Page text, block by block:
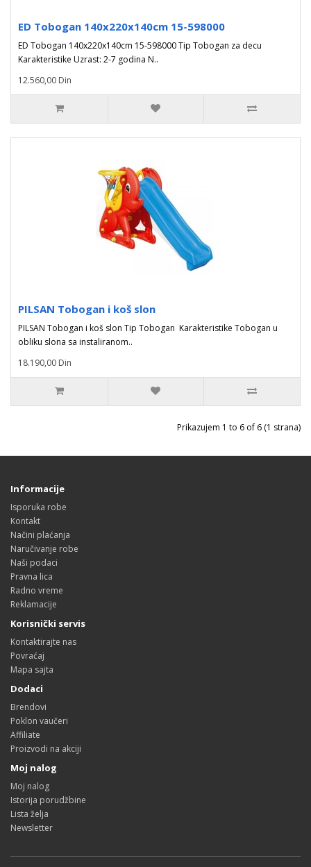
ED Tobogan 140x220x140cm 15-598000
ED Tobogan 140x220x140cm 15-598000 Tip Tobogan za decu
Karakteristike Uzrast: 2-7 godina N..
12.560,00 Din
PILSAN Tobogan i koš slon
PILSAN Tobogan i koš slon Tip Tobogan Karakteristike Tobogan u
obliku slona sa instaliranom..
18.190,00 Din
Prikazujem 1 to 6 of 6 (1 strana)
Informacije
Isporuka robe
Kontakt
Načini plaćanja
Naručivanje robe
Naši podaci
Pravna lica
Radno vreme
Reklamacije
Korisnički servis
Kontaktirajte nas
Povraćaj
Mapa sajta
Dodaci
Brendovi
Poklon vaučeri
Affiliate
Proizvodi na akciji
Moj nalog
Moj nalog
Istorija porudžbine
Lista želja
Newsletter